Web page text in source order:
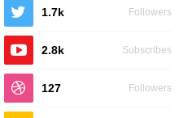
1.7k Followers
2.8k Subscribes
127 Followers